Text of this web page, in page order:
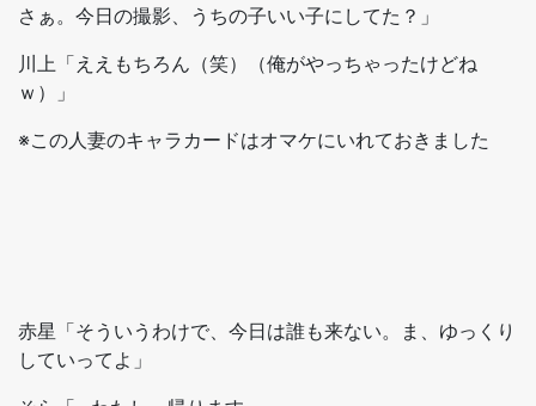
さぁ。今日の撮影、うちの子いい子にしてた？」
川上「ええもちろん（笑）（俺がやっちゃったけどね
ｗ）」
※この人妻のキャラカードはオマケにいれておきました
赤星「そういうわけで、今日は誰も来ない。ま、ゆっくり
していってよ」